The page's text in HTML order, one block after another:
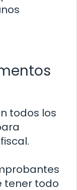
todos los
tener todo